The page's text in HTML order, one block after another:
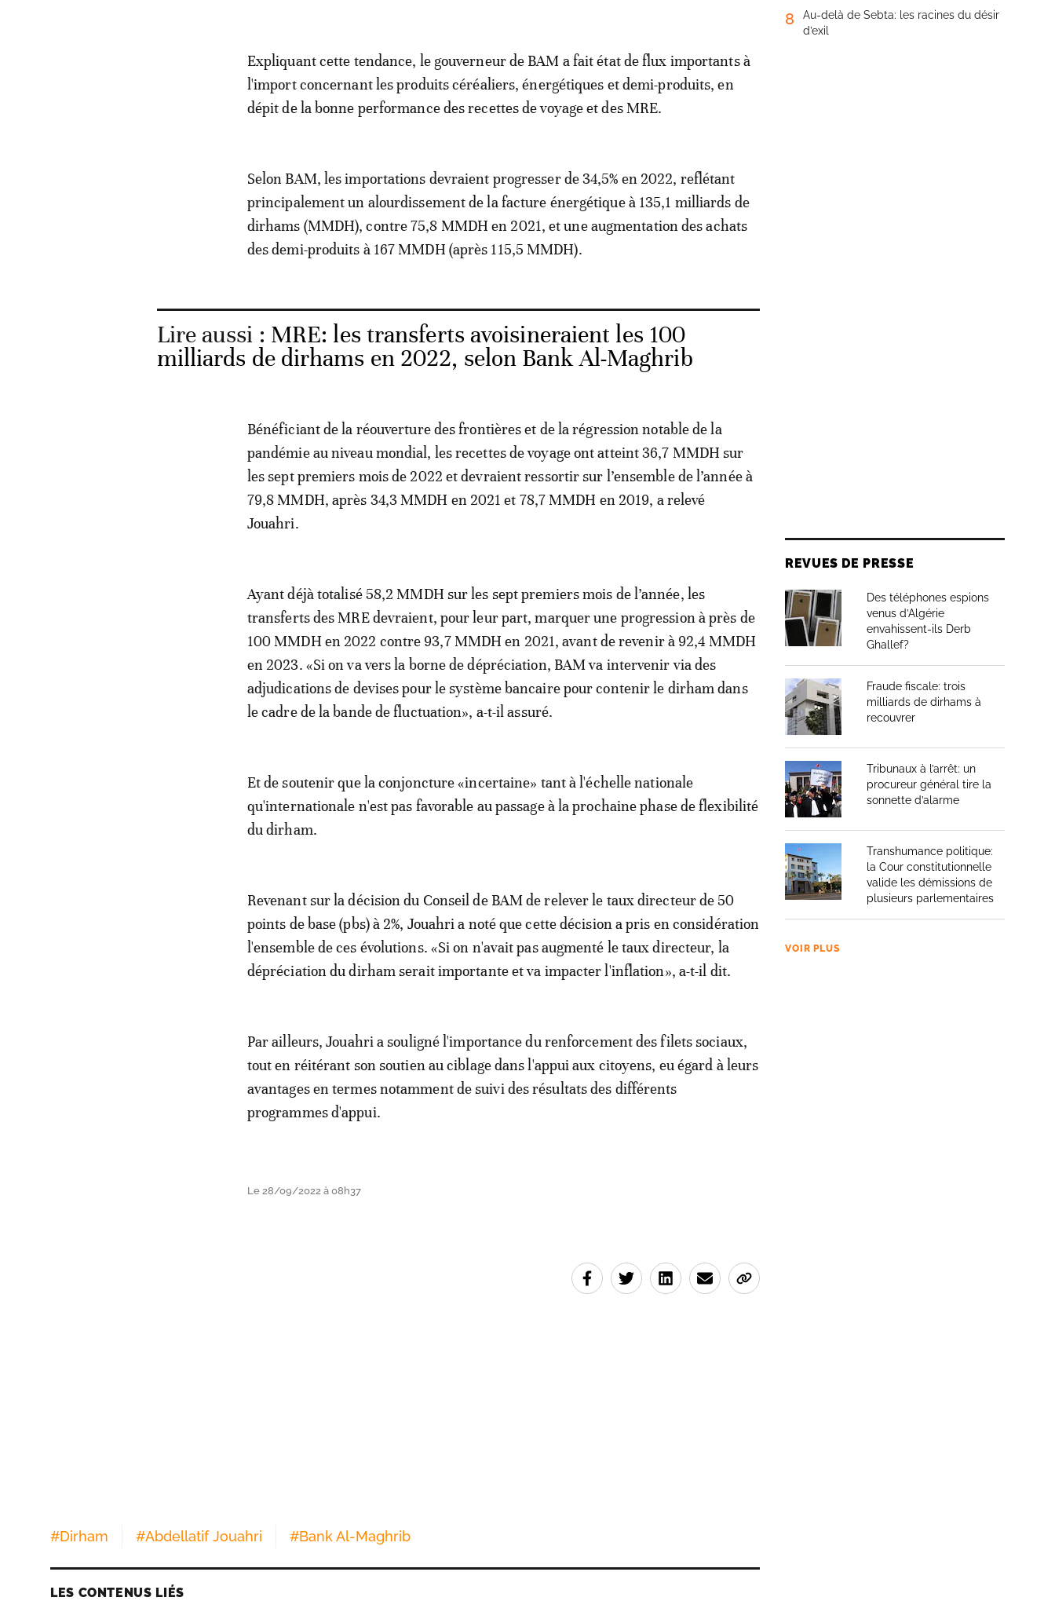
Expliquant cette tendance, le gouverneur de BAM a fait état de flux importants à
l'import concernant les produits céréaliers, énergétiques et demi-produits, en
dépit de la bonne performance des recettes de voyage et des MRE.
Selon BAM, les importations devraient progresser de 34,5% en 2022, reflétant
principalement un alourdissement de la facture énergétique à 135,1 milliards de
dirhams (MMDH), contre 75,8 MMDH en 2021, et une augmentation des achats
des demi-produits à 167 MMDH (après 115,5 MMDH).
Lire aussi : MRE: les transferts avoisineraient les 100
milliards de dirhams en 2022, selon Bank Al-Maghrib
Bénéficiant de la réouverture des frontières et de la régression notable de la
pandémie au niveau mondial, les recettes de voyage ont atteint 36,7 MMDH sur
les sept premiers mois de 2022 et devraient ressortir sur l’ensemble de l’année à
79,8 MMDH, après 34,3 MMDH en 2021 et 78,7 MMDH en 2019, a relevé
Jouahri.
Ayant déjà totalisé 58,2 MMDH sur les sept premiers mois de l’année, les
transferts des MRE devraient, pour leur part, marquer une progression à près de
100 MMDH en 2022 contre 93,7 MMDH en 2021, avant de revenir à 92,4 MMDH
en 2023. «Si on va vers la borne de dépréciation, BAM va intervenir via des
adjudications de devises pour le système bancaire pour contenir le dirham dans
le cadre de la bande de fluctuation», a-t-il assuré.
Et de soutenir que la conjoncture «incertaine» tant à l'échelle nationale
qu'internationale n'est pas favorable au passage à la prochaine phase de flexibilité
du dirham.
Revenant sur la décision du Conseil de BAM de relever le taux directeur de 50
points de base (pbs) à 2%, Jouahri a noté que cette décision a pris en considération
l'ensemble de ces évolutions. «Si on n'avait pas augmenté le taux directeur, la
dépréciation du dirham serait importante et va impacter l'inflation», a-t-il dit.
Par ailleurs, Jouahri a souligné l'importance du renforcement des filets sociaux,
tout en réitérant son soutien au ciblage dans l'appui aux citoyens, eu égard à leurs
avantages en termes notamment de suivi des résultats des différents
programmes d'appui.
Le 28/09/2022 à 08h37
#Dirham #Abdellatif Jouahri #Bank Al-Maghrib
LES CONTENUS LIÉS
8
Au-delà de Sebta: les racines du désir
d’exil
REVUES DE PRESSE
Des téléphones espions
venus d’Algérie
envahissent-ils Derb
Ghallef?
Fraude fiscale: trois
milliards de dirhams à
recouvrer
Tribunaux à l’arrêt: un
procureur général tire la
sonnette d’alarme
Transhumance politique:
la Cour constitutionnelle
valide les démissions de
plusieurs parlementaires
VOIR PLUS